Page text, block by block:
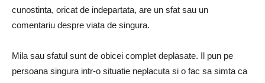
cunostinta, oricat de indepartata, are un sfat sau un
comentariu despre viata de singura.
Mila sau sfatul sunt de obicei complet deplasate. Il pun pe
persoana singura intr-o situatie neplacuta si o fac sa simta ca